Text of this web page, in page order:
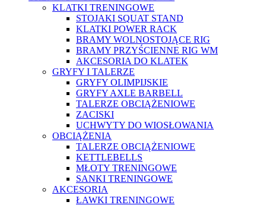
KLATKI TRENINGOWE
STOJAKI SQUAT STAND
KLATKI POWER RACK
BRAMY WOLNOSTOJĄCE RIG
BRAMY PRZYŚCIENNE RIG WM
AKCESORIA DO KLATEK
GRYFY I TALERZE
GRYFY OLIMPIJSKIE
GRYFY AXLE BARBELL
TALERZE OBCIĄŻENIOWE
ZACISKI
UCHWYTY DO WIOSŁOWANIA
OBCIĄŻENIA
TALERZE OBCIĄŻENIOWE
KETTLEBELLS
MŁOTY TRENINGOWE
SANKI TRENINGOWE
AKCESORIA
ŁAWKI TRENINGOWE